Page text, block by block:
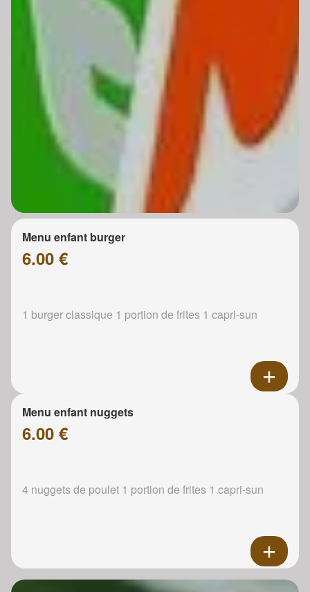
Menu enfant burger
6.00 €
1 burger classique 1 portion de frites 1 capri-sun
Menu enfant nuggets
6.00 €
4 nuggets de poulet 1 portion de frites 1 capri-sun